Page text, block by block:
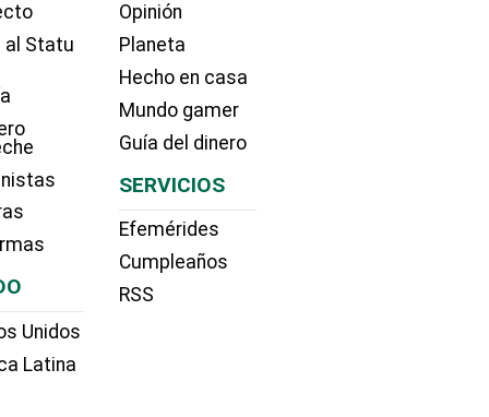
al Statu
Unidos
Latina
Opinión
Planeta
Hecho en casa
Mundo gamer
Guía del dinero
SERVICIOS
Efemérides
Cumpleaños
RSS